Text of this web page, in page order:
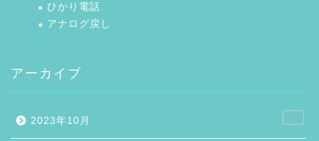
ひかり電話
アナログ戻し
アーカイブ
2023年10月 1